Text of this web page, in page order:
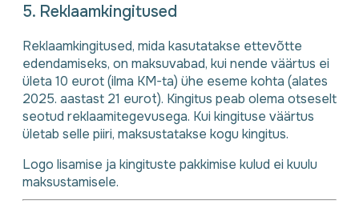
5. Reklaamkingitused
Reklaamkingitused, mida kasutatakse ettevõtte
edendamiseks, on maksuvabad, kui nende väärtus ei
ületa 10 eurot (ilma KM-ta) ühe eseme kohta (alates
2025. aastast 21 eurot). Kingitus peab olema otseselt
seotud reklaamitegevusega. Kui kingituse väärtus
ületab selle piiri, maksustatakse kogu kingitus.
Logo lisamise ja kingituste pakkimise kulud ei kuulu
maksustamisele.